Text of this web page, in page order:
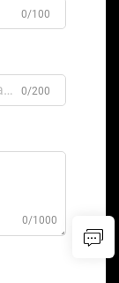
0/100
0/200
0/1000